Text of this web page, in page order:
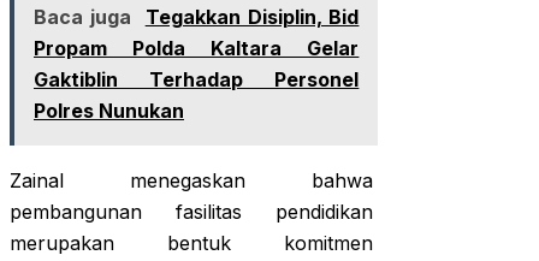
Baca juga
Tegakkan Disiplin, Bid
Propam Polda Kaltara Gelar
Gaktiblin Terhadap Personel
Polres Nunukan
Zainal menegaskan bahwa
pembangunan fasilitas pendidikan
merupakan bentuk komitmen